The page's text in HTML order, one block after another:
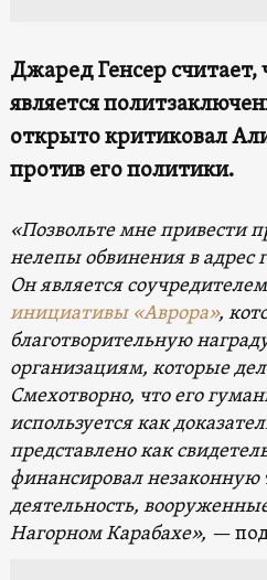
ДжаредГенсер
является
открыто критиковал
против его политики.
«Позвольте мне привести
нелепы обвинения в адрес
Он является соучредителем
инициативы «Аврора»,
благотворительную
организациям, которые
Смехотворно, что его
используется как
представлено как
финансировал незаконную
деятельность,
Нагорном Карабахе», —